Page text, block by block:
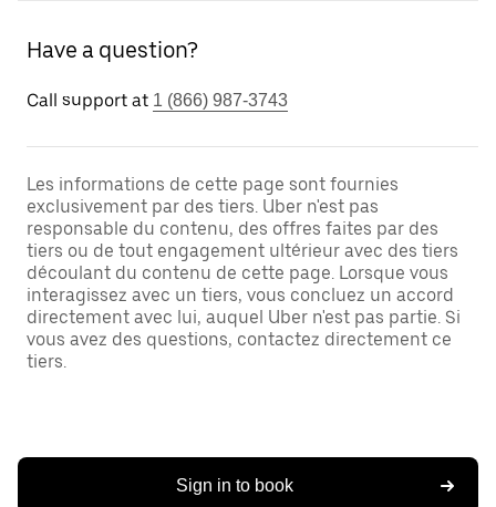
Have a question?
Call support at 1 (866) 987-3743
Les informations de cette page sont fournies
exclusivement par des tiers. Uber n'est pas
responsable du contenu, des offres faites par des
tiers ou de tout engagement ultérieur avec des tiers
découlant du contenu de cette page. Lorsque vous
interagissez avec un tiers, vous concluez un accord
directement avec lui, auquel Uber n'est pas partie. Si
vous avez des questions, contactez directement ce
tiers.
Sign in to book